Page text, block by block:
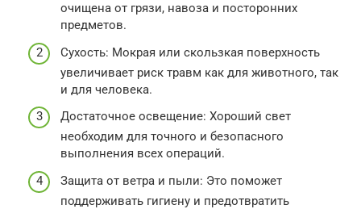
очищена от грязи, навоза и посторонних
предметов.
Сухость: Мокрая или скользкая поверхность
увеличивает риск травм как для животного, так
и для человека.
Достаточное освещение: Хороший свет
необходим для точного и безопасного
выполнения всех операций.
Защита от ветра и пыли: Это поможет
поддерживать гигиену и предотвратить